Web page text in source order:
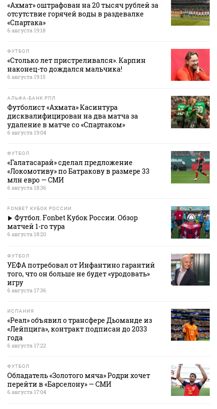
«Ахмат» оштрафован на 20 тысяч рублей за
отсутствие горячей воды в раздевалке
«Спартака»
6 августа 19:18
ФУТБОЛ
«Столько лет пристреливался». Карпин
наконец-то дождался мальчика!
6 августа 19:15
АЛЬФА-БАНК РПЛ
Футболист «Ахмата» Касинтура
дисквалифицирован на два матча за
удаление в матче со «Спартаком»
6 августа 19:04
ФУТБОЛ
«Галатасарай» сделал предложение
«Локомотиву» по Батракову в размере 33
млн евро — СМИ
6 августа 18:36
FONBET КУБОК РОССИИ
Футбол. Fonbet Кубок России. Обзор
матчей 1-го тура
6 августа 18:20
ФУТБОЛ
УЕФА потребовал от Инфантино гарантий
того, что он больше не будет «уродовать»
игру
6 августа 17:36
ИСПАНИЯ
«Реал» объявил о трансфере Дьоманде из
«Лейпцига», контракт подписан до 2033
года
6 августа 17:22
ФУТБОЛ
Обладатель «Золотого мяча» Родри хочет
перейти в «Барселону» — СМИ
6 августа 17:04